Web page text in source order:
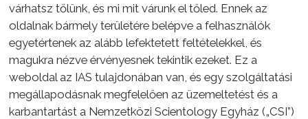
várhatsz tőlünk, és mi mit várunk el tőled. Ennek az
oldalnak bármely területére belépve a felhasználók
egyetértenek az alább lefektetett feltételekkel, és
magukra nézve érvényesnek tekintik ezeket. Ez a
weboldal az IAS tulajdonában van, és egy szolgáltatási
megállapodásnak megfelelően az üzemeltetést és a
karbantartást a Nemzetközi Scientology Egyház („CSI”)